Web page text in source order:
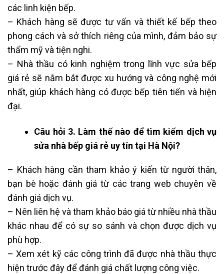
các linh kiện bếp.
– Khách hàng sẽ được tư vấn và thiết kế bếp theo
phong cách và sở thích riêng của mình, đảm bảo sự
thẩm mỹ và tiện nghi.
– Nhà thầu có kinh nghiệm trong lĩnh vực sửa bếp
giá rẻ sẽ nắm bắt được xu hướng và công nghệ mới
nhất, giúp khách hàng có được bếp tiên tiến và hiện
đại.
Câu hỏi 3. Làm thế nào để tìm kiếm dịch vụ
sửa nhà bếp giá rẻ uy tín tại Hà Nội?
– Khách hàng cần tham khảo ý kiến từ người thân,
bạn bè hoặc đánh giá từ các trang web chuyên về
đánh giá dịch vụ.
– Nên liên hệ và tham khảo báo giá từ nhiều nhà thầu
khác nhau để có sự so sánh và chọn được dịch vụ
phù hợp.
– Xem xét kỹ các công trình đã được nhà thầu thực
hiện trước đây để đánh giá chất lượng công việc.